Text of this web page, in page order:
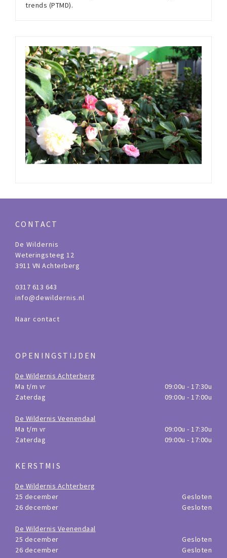
trends (PTMD).
CONTACT
De Wildernis
Weteringsteeg 12
3911 VN Achterberg
0317 613 643
info@dewildernis.nl
Naar contact
OPENINGSTIJDEN
De Wildernis Achterberg
Ma t/m vr
09:00u - 17:30u
Zaterdag
09:00u - 17:00u
De Wildernis Veenendaal
Ma t/m vr
09:00u - 17:30u
Zaterdag
09:00u - 17:00u
KERSTMIS
De Wildernis Achterberg
25 december
Gesloten
26 december
Gesloten
De Wildernis Veenendaal
25 december
Gesloten
26 december
Gesloten